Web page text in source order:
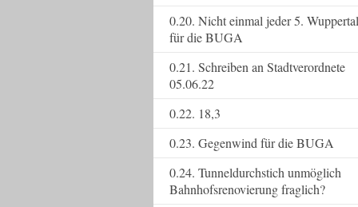
0.20. Nicht einmal jeder 5.
für die BUGA
0.21. Schreiben an Stadtverordnete
05.06.22
0.22. 18,3
0.23. Gegenwind für die BUGA
0.24. Tunneldurchstich unmöglich
Bahnhofsrenovierung fraglich?